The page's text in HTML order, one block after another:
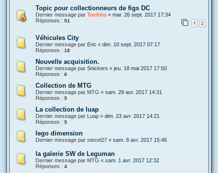
Topic pour collectionneurs de figs DC
Dernier message par Tochiro « mar. 26 sept. 2017 17:34
Réponses : 51 1 2
Véhicules City
Dernier message par Eric « dim. 10 sept. 2017 07:17
Réponses : 18
Nouvelle acquisition.
Dernier message par Snickers « jeu. 18 mai 2017 17:50
Réponses : 6
Collection de MTG
Dernier message par MTG « sam. 29 avr. 2017 14:31
Réponses : 5
La collection de luap
Dernier message par Luap « dim. 23 avr. 2017 14:21
Réponses : 5
lego dimension
Dernier message par stecel27 « sam. 8 avr. 2017 15:46
la galerie SW de Leguman
Dernier message par MTG « sam. 1 avr. 2017 12:32
Réponses : 4